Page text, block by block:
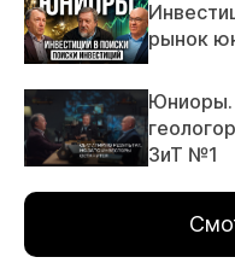
рынок
Юниоры.
ЗиТ №1